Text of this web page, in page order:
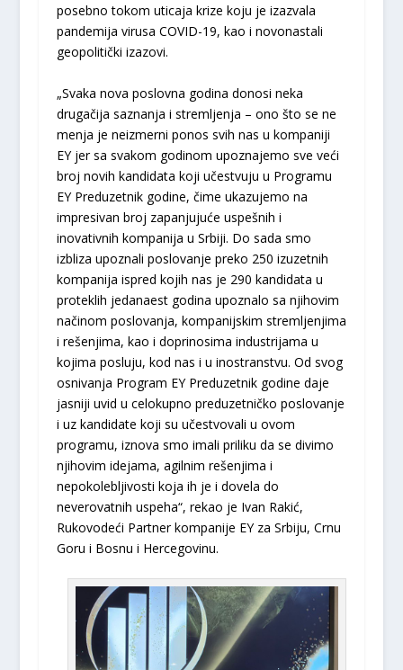
posebno tokom uticaja krize koju je izazvala
pandemija virusa COVID-19, kao i novonastali
geopolitički izazovi.
„Svaka nova poslovna godina donosi neka
drugačija saznanja i stremljenja – ono što se ne
menja je neizmerni ponos svih nas u kompaniji
EY jer sa svakom godinom upoznajemo sve veći
broj novih kandidata koji učestvuju u Programu
EY Preduzetnik godine, čime ukazujemo na
impresivan broj zapanjujuće uspešnih i
inovativnih kompanija u Srbiji. Do sada smo
izbliza upoznali poslovanje preko 250 izuzetnih
kompanija ispred kojih nas je 290 kandidata u
proteklih jedanaest godina upoznalo sa njihovim
načinom poslovanja, kompanijskim stremljenjima
i rešenjima, kao i doprinosima industrijama u
kojima posluju, kod nas i u inostranstvu. Od svog
osnivanja Program EY Preduzetnik godine daje
jasniji uvid u celokupno preduzetničko poslovanje
i uz kandidate koji su učestvovali u ovom
programu, iznova smo imali priliku da se divimo
njihovim idejama, agilnim rešenjima i
nepokolebljivosti koja ih je i dovela do
neverovatnih uspeha“, rekao je Ivan Rakić,
Rukovodeći Partner kompanije EY za Srbiju, Crnu
Goru i Bosnu i Hercegovinu.